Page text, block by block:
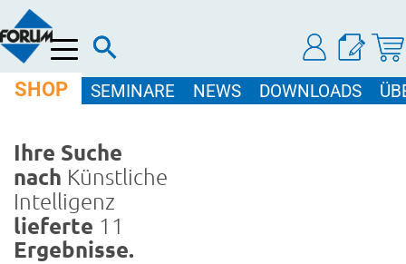
Menü
SHOP SEMINARE NEWS DOWNLOADS
Ihre Suche
nach Künstliche
Intelligenz
lieferte 11
Ergebnisse.